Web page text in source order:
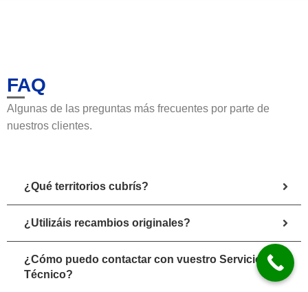
FAQ
Algunas de las preguntas más frecuentes por parte de
nuestros clientes.
¿Qué territorios cubrís?
¿Utilizáis recambios originales?
¿Cómo puedo contactar con vuestro Servicio
Técnico?